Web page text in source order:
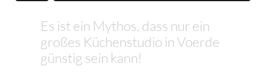
Es ist ein Mythos, dass nur ein
großes Küchenstudio in Voerde
günstig sein kann!